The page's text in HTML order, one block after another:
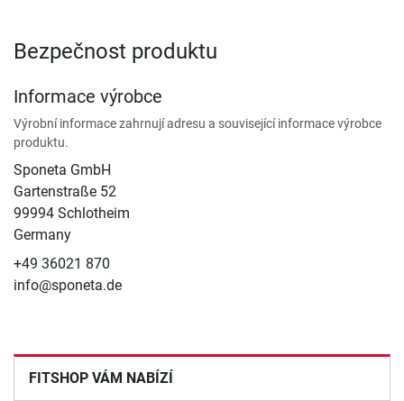
Bezpečnost produktu
Informace výrobce
Výrobní informace zahrnují adresu a související informace výrobce
produktu.
Sponeta GmbH
Gartenstraße 52
99994 Schlotheim
Germany
+49 36021 870
info@sponeta.de
FITSHOP VÁM NABÍZÍ